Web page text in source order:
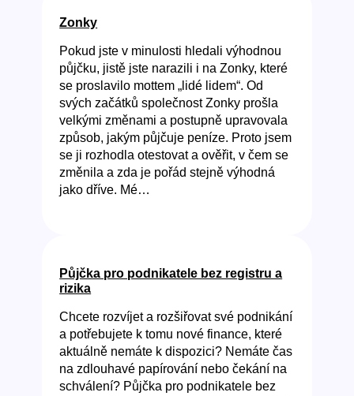
Zonky
Pokud jste v minulosti hledali výhodnou
půjčku, jistě jste narazili i na Zonky, které
se proslavilo mottem „lidé lidem“. Od
svých začátků společnost Zonky prošla
velkými změnami a postupně upravovala
způsob, jakým půjčuje peníze. Proto jsem
se ji rozhodla otestovat a ověřit, v čem se
změnila a zda je pořád stejně výhodná
jako dříve. Mé…
Půjčka pro podnikatele bez registru a
rizika
Chcete rozvíjet a rozšiřovat své podnikání
a potřebujete k tomu nové finance, které
aktuálně nemáte k dispozici? Nemáte čas
na zdlouhavé papírování nebo čekání na
schválení? Půjčka pro podnikatele bez